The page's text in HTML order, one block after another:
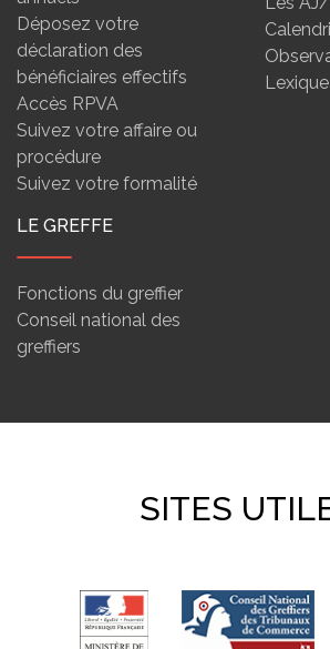
Déposez votre
déclaration des
bénéficiaires effectifs
Accès RPVA
Suivez votre affaire ou
procédure
Suivez votre formalité
Lexique
LE GREFFE
Fonctions du greffier
Conseil national des
greffiers
SITES